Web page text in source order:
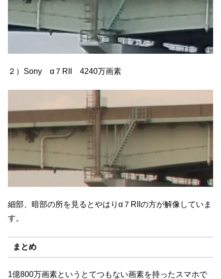
２）Sony α７RII 4240万画素
細部、暗部の所を見るとやはりα７RIIの方が解像していま
す。
まとめ
1億800万画素というとてつもない画素を持ったスマホで